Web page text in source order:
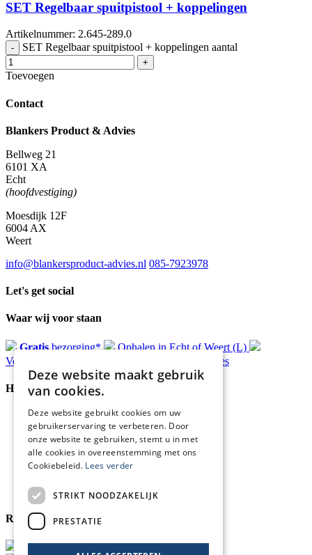
SET Regelbaar spuitpistool + koppelingen
Artikelnummer: 2.645-289.0
- SET Regelbaar spuitpistool + koppelingen aantal
+
Toevoegen
Contact
Blankers Product & Advies
Bellweg 21
6101 XA
Echt
(hoofdvestiging)
Moesdijk 12F
6004 AX
Weert
info@blankersproduct-advies.nl 085-7923978
Let's get social
Waar wij voor staan
Gratisbezorging*
Ophalen in Echt of Weert (L)
Verzonden
advies
Handige Links
Home
Klantenservice
Over ons
Blog
Privacyverklaring
Cookies
Reviewmerk
Deze website maakt gebruik
van cookies.
Deze website gebruikt cookies om uw
gebruikerservaring te verbeteren. Door
onze website te gebruiken, stemt u in met
alle cookies in overeenstemming met ons
Cookiebeleid. Lees verder
STRIKT NOODZAKELIJK
PRESTATIE